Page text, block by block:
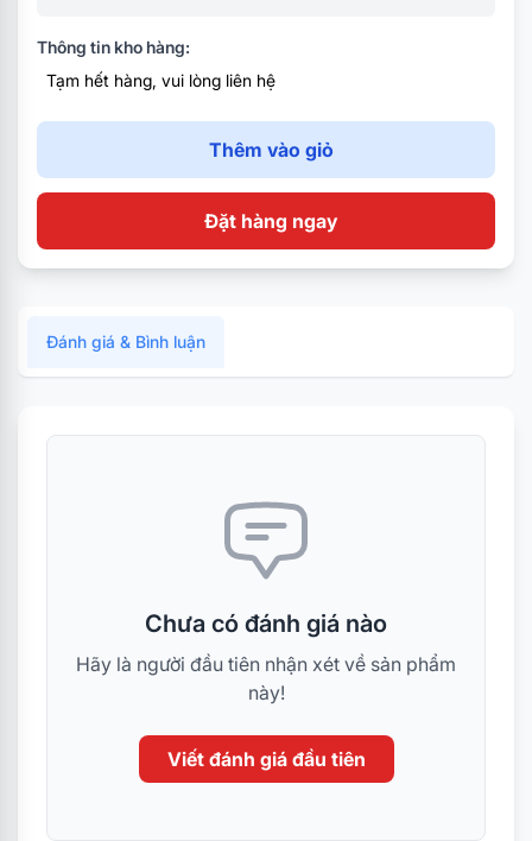
Thông tin kho hàng:
Tạm hết hàng, vui lòng liên hệ
Thêm vào giỏ
Đặt hàng ngay
Đánh giá & Bình luận
Chưa có đánh giá nào
Hãy là người đầu tiên nhận xét về sản phẩm
này!
Viết đánh giá đầu tiên